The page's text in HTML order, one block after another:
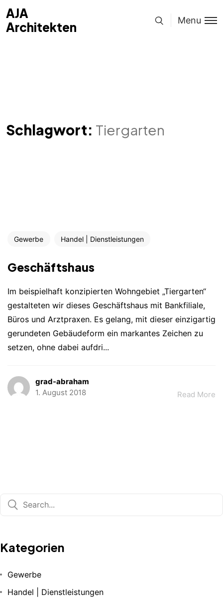
AJA
Architekten
Menu
Schlagwort: Tiergarten
Gewerbe Handel | Dienstleistungen
Geschäftshaus
Im beispielhaft konzipierten Wohngebiet „Tiergarten“
gestalteten wir dieses Geschäftshaus mit Bankfiliale,
Büros und Arztpraxen. Es gelang, mit dieser einzigartig
gerundeten Gebäudeform ein markantes Zeichen zu
setzen, ohne dabei aufdri...
grad-abraham
1. August 2018
Read More
Kategorien
Gewerbe
Handel | Dienstleistungen